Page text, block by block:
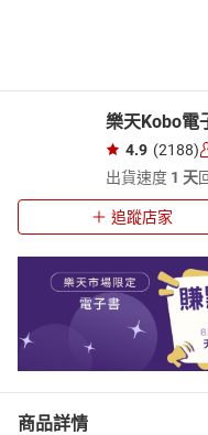
樂天Kobo電
4.9 (2188)
出貨速度 1 天
追蹤店家
商品詳情